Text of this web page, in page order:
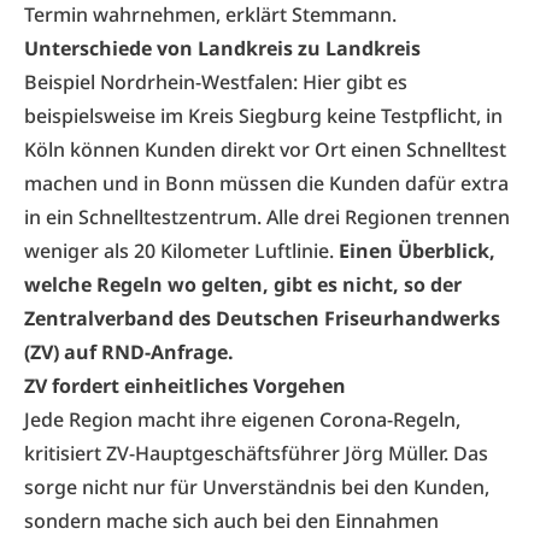
Termin wahrnehmen, erklärt Stemmann.
Unterschiede von Landkreis zu Landkreis
Beispiel Nordrhein-Westfalen: Hier gibt es
beispielsweise im Kreis Siegburg keine Testpflicht, in
Köln können Kunden direkt vor Ort einen Schnelltest
machen und in Bonn müssen die Kunden dafür extra
in ein Schnelltestzentrum. Alle drei Regionen trennen
weniger als 20 Kilometer Luftlinie. Einen Überblick,
welche Regeln wo gelten, gibt es nicht, so der
Zentralverband des Deutschen Friseurhandwerks
(ZV) auf RND-Anfrage.
ZV fordert einheitliches Vorgehen
Jede Region macht ihre eigenen Corona-Regeln,
kritisiert ZV-Hauptgeschäftsführer Jörg Müller. Das
sorge nicht nur für Unverständnis bei den Kunden,
sondern mache sich auch bei den Einnahmen